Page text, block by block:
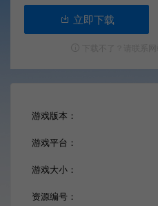
立即下载
游戏版本：
游戏平台：
游戏大小：
资源编号：